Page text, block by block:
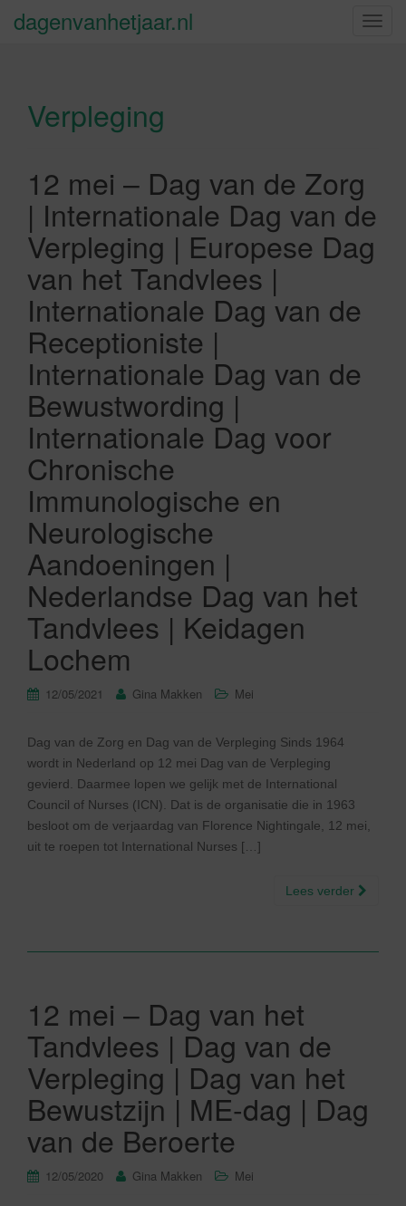
S
v
dagenvanhetjaar.nl
Verpleging
12 mei – Dag van de Zorg
| Internationale Dag van de
Verpleging | Europese Dag
van het Tandvlees |
Internationale Dag van de
Receptioniste |
Internationale Dag van de
Bewustwording |
Internationale Dag voor
Chronische
Immunologische en
Neurologische
Aandoeningen |
Nederlandse Dag van het
Tandvlees | Keidagen
Lochem
12/05/2021 Gina Makken Mei
Dag van de Zorg en Dag van de Verpleging Sinds 1964
wordt in Nederland op 12 mei Dag van de Verpleging
gevierd. Daarmee lopen we gelijk met de International
Council of Nurses (ICN). Dat is de organisatie die in 1963
besloot om de verjaardag van Florence Nightingale, 12 mei,
uit te roepen tot International Nurses […]
Lees verder
12 mei – Dag van het
Tandvlees | Dag van de
Verpleging | Dag van het
Bewustzijn | ME-dag | Dag
van de Beroerte
12/05/2020 Gina Makken Mei